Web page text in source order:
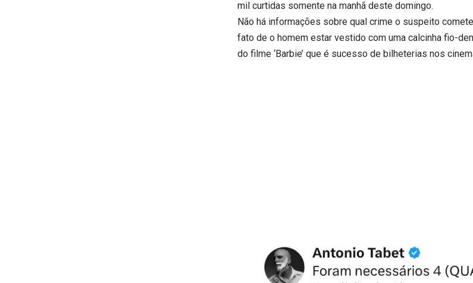
mil curtidas somente na manhã deste domingo.
Não há informações sobre qual crime o suspeito
fato de o homem estar vestido com uma calcinha fio-
do filme ‘Barbie’ que é sucesso de bilheterias nos